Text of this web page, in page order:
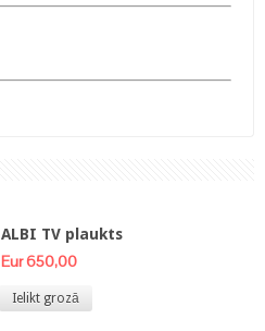
ALBI TV plaukts
Eur 650,00
Ielikt grozā